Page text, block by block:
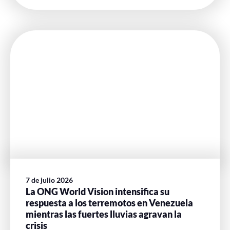
7 de julio 2026
La ONG World Vision intensifica su
respuesta a los terremotos en Venezuela
mientras las fuertes lluvias agravan la
crisis